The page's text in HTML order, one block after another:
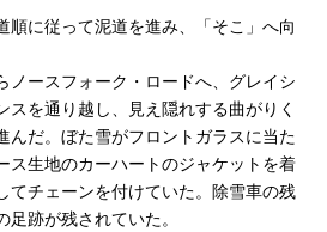
順に従って泥道を進み、「そこ」へ向
ノースフォーク・ロードへ、グレイシ
スを通り越し、見え隠れする曲がりく
んだ。ぼた雪がフロントガラスに当た
ス生地のカーハートのジャケットを着
てチェーンを付けていた。除雪車の残
跡が残されていた。